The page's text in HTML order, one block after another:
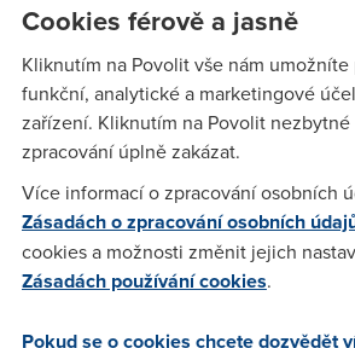
Nevim co je orm, jsem holt lama, ale s
No pokud mas moznost internetu po
jasna volba, pokud ne tak GTS radsi
stezuje, a Contactel muzu doporucit,
zadnou stiznost nevydel.
Anonym(23.9.2004 18:32:42)
Možná proto, že se díky kvalitě připojení
Cookies férově a jasně
Kliknutím na Povolit vše nám
funkční, analytické a marketingové
zařízení. Kliknutím na Povolit
zpracování úplně zakázat.
Více informací o zpracování osobních
Zásadách o zpracování osobních
cookies a možnosti změnit jejich
Zásadách používání cookies.
Pokud se o cookies chcete dozvědět